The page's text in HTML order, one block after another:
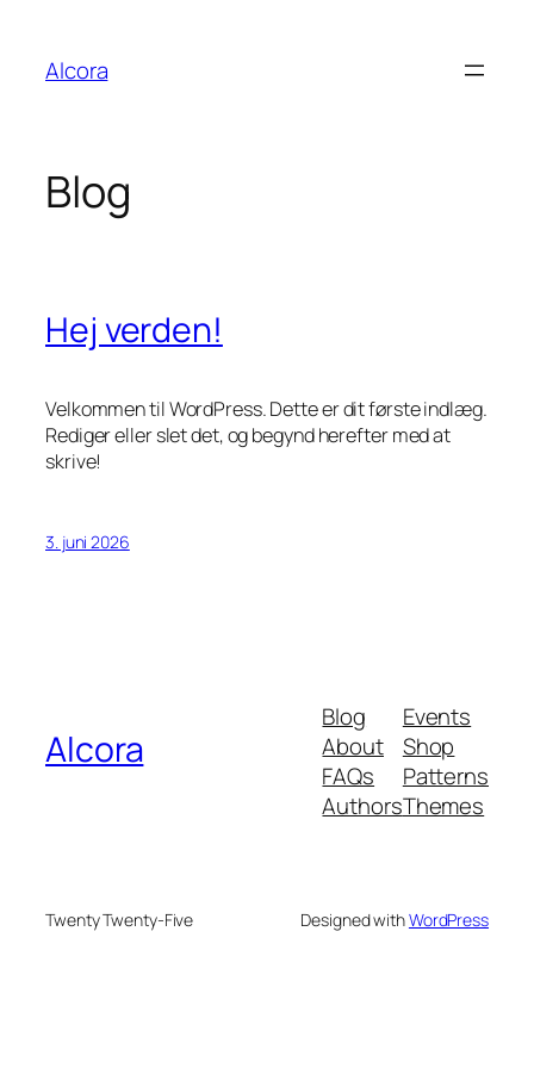
indhold
Alcora
Blog
Hej verden!
Velkommen til WordPress. Dette er dit første indlæg.
Rediger eller slet det, og begynd herefter med at
skrive!
3. juni 2026
Alcora
Blog
About
FAQs
Authors
Events
Shop
Patterns
Themes
Twenty Twenty-Five Designed withWordPress